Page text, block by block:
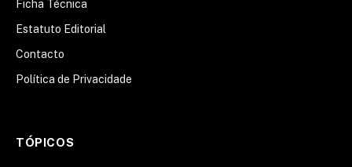
Ficha Técnica
Estatuto Editorial
Contacto
Política de Privacidade
TÓPICOS